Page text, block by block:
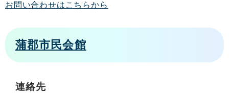
お問い合わせはこちらから
蒲郡市民会館
連絡先